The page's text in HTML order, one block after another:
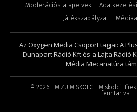
Moderációs alapelvek
Játékszabályzat
Az Oxygen Media Csoport tagjai: A
Dunapart Rádió Kft és a Lajta Rádió
Média Mecanatúra
© 2026- MIZU MISKOLC - Miskolci
fenntartva.